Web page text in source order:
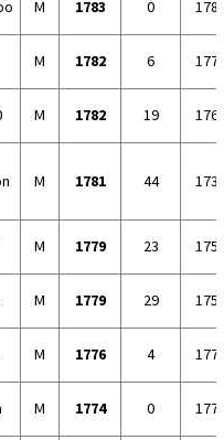
M 1783 0
M 1782 6
M 1782 19
M 1781 44
M 1779 23
M 1779 29
M 1776 4
M 1774 0